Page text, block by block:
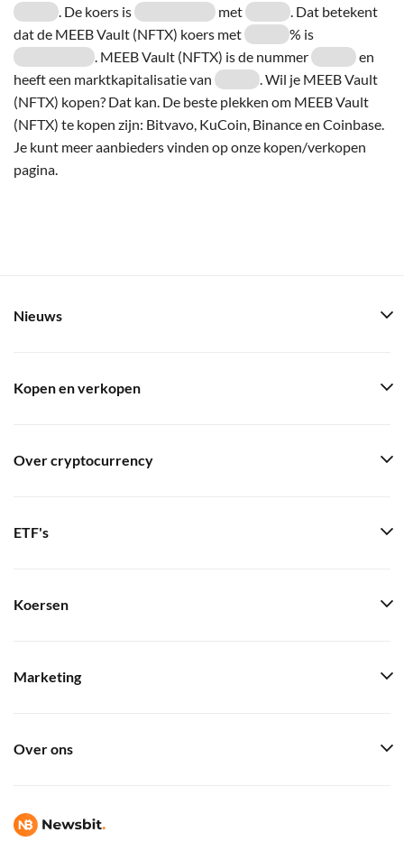
. De koers is
met
. Dat betekent
dat de MEEB Vault (NFTX) koers met
% is
. MEEB Vault (NFTX) is de nummer
en
heeft een marktkapitalisatie van
. Wil je MEEB Vault
(NFTX) kopen? Dat kan. De beste plekken om MEEB Vault
(NFTX) te kopen zijn: Bitvavo, KuCoin, Binance en Coinbase.
Je kunt meer aanbieders vinden op onze kopen/verkopen
pagina.
Nieuws
Kopen en verkopen
Over cryptocurrency
ETF's
Koersen
Marketing
Over ons